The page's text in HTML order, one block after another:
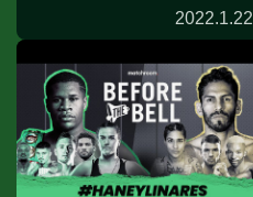
2022.1.22